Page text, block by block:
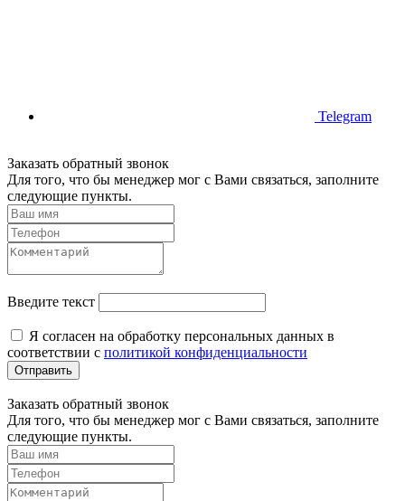
Telegram
Заказать обратный звонок
Для того, что бы менеджер мог с Вами связаться, заполните
следующие пункты.
Введите текст
Я согласен на обработку персональных данных в
соответствии с политикой конфиденциальности
Отправить
Заказать обратный звонок
Для того, что бы менеджер мог с Вами связаться, заполните
следующие пункты.